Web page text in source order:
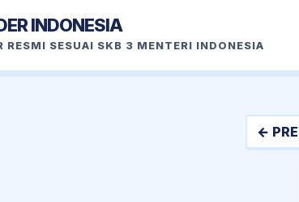
INDONESIA
RESMI SESUAI SKB 3 MENTERI INDONESIA
←